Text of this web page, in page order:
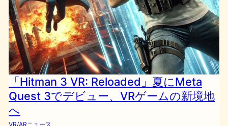
「Hitman 3 VR: Reloaded」夏にMeta
Quest 3でデビュー、VRゲームの新境地
へ
VR/ARニュース